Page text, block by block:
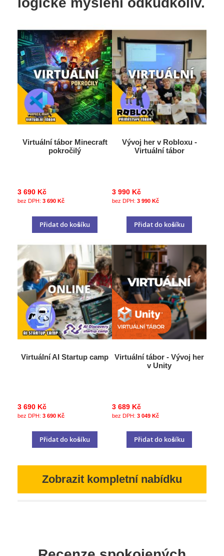
Virtuální tábor Minecraft
pokročilý
3 690 Kč
3 690 Kč
Přidat do košíku
Vývoj her v Robloxu -
Virtuální tábor
3 990 Kč
3 990 Kč
Přidat do košíku
Virtuální AI Startup camp
3 690 Kč
3 690 Kč
Přidat do košíku
Virtuální tábor - Vývoj her
v Unity
3 689 Kč
3 049 Kč
Přidat do košíku
Zobrazit kompletní nabídku